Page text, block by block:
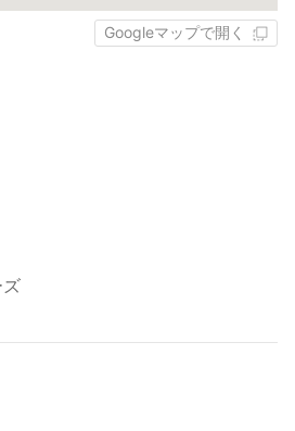
Googleマップで開く
ズ